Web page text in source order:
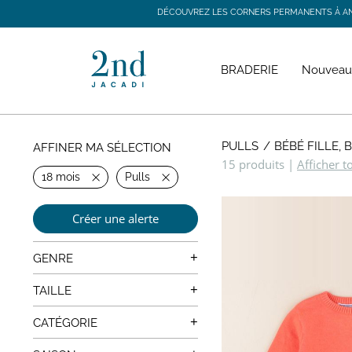
DÉCOUVREZ LES CORNERS PERMANENTS À
BRADERIE
AFFINER MA SÉLECTION
18 mois Pulls
Créer une alerte
GENRE +
Mixte
TAILLE +
0 mois
1 mois
CATÉGORIE +
PULLS BÉBÉ FILLE,
15 produits | Afficher